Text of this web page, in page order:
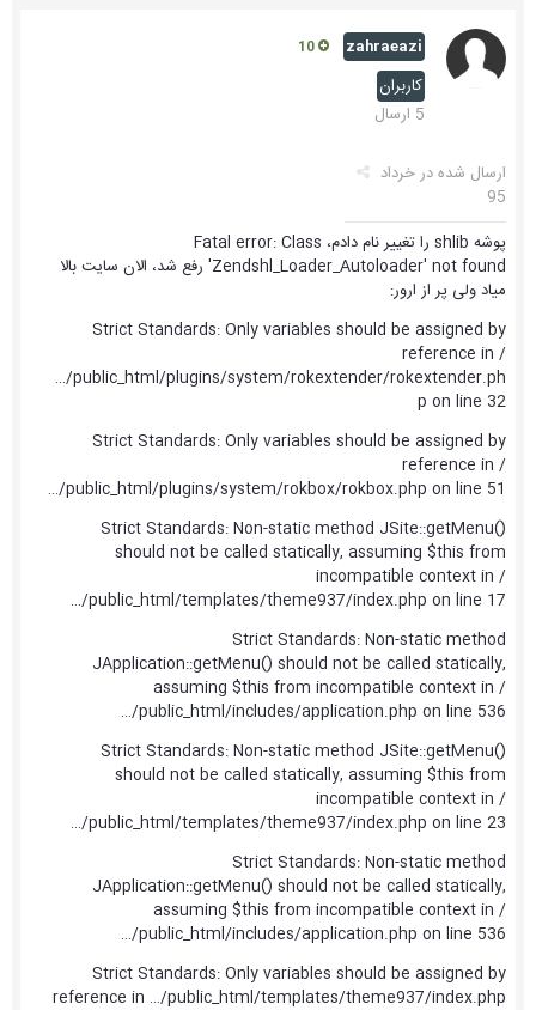
zahraeazi
کاربران
5 ارسال
ارسال شده درخرداد
95
پوشه shlib را تغییر نام دادم، Fatal error: Class
'Zendshl_Loader_Autoloader' not found رفع شد، الان سایت بالا
میاد ولی پر از ارور:
Strict Standards: Only variables should be assigned by
reference in /
…/public_html/plugins/system/rokextender/rokextender.ph
p on line 32
Strict Standards: Only variables should be assigned by
reference in /
…/public_html/plugins/system/rokbox/rokbox.php on line 51
Strict Standards: Non-static method JSite::getMenu()
should not be called statically, assuming $this from
incompatible context in /
…/public_html/templates/theme937/index.php on line 17
Strict Standards: Non-static method
JApplication::getMenu() should not be called statically,
assuming $this from incompatible context in /
…/public_html/includes/application.php on line 536
Strict Standards: Non-static method JSite::getMenu()
should not be called statically, assuming $this from
incompatible context in /
…/public_html/templates/theme937/index.php on line 23
Strict Standards: Non-static method
JApplication::getMenu() should not be called statically,
assuming $this from incompatible context in /
…/public_html/includes/application.php on line 536
Strict Standards: Only variables should be assigned by
reference in …/public_html/templates/theme937/index.php